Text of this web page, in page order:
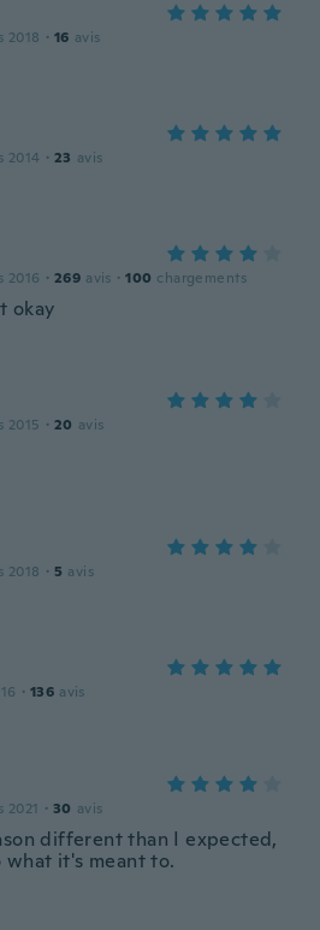
2018 · 16 avis
2014 · 23 avis
2016 · 269 avis · 100 chargements
okay
2015 · 20 avis
2018 · 5 avis
· 136 avis
· 30 avis
different than I expected,
it's meant to.